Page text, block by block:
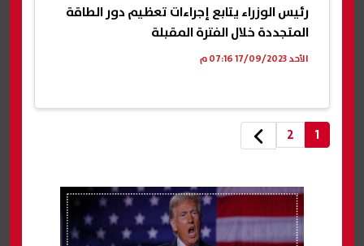
رئيس الوزراء يتابع إجراءات تعظيم دور الطاقة
المتجددة خلال الفترة المقبلة
الأحد 17/09/2023 07:16 م
1
2